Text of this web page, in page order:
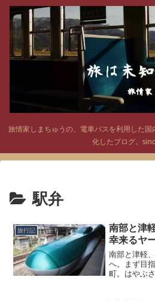
旅情家しまちゅうの、電車バスを利用した
化したブログ。
駅弁
旅行記
南部と津
幸来るヤ
南部と津軽
へ。まず目
町。はやぶ